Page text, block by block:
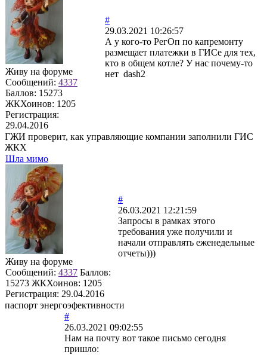
Живу на форуме
Сообщений: 4337
Баллов: 15273
ЖКХоинов: 1205
Регистрация:
29.04.2016
#
29.03.2021 10:26:57
А у кого-то РегОп по капремонту
размещает платежки в ГИСе для тех,
кто в общем котле? У нас почему-то
нет dash2
ГЖИ проверит, как управляющие компании заполнили ГИС
ЖКХ
Шла мимо
Живу на форуме
Сообщений: 4337 Баллов:
15273 ЖКХоинов: 1205
Регистрация: 29.04.2016
#
26.03.2021 12:21:59
Запросы в рамках этого
требования уже получили и
начали отправлять еженедельные
отчеты)))
паспорт энергоэфективности
#
26.03.2021 09:02:55
Нам на почту вот такое письмо сегодня
пришло: